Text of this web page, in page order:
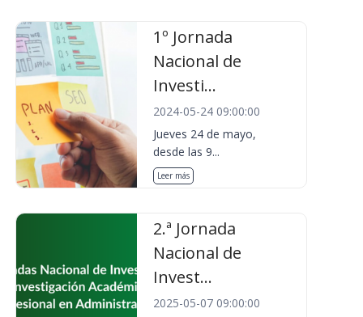
1º Jornada
Nacional de
Investi...
2024-05-24 09:00:00
Jueves 24 de mayo,
desde las 9...
Leer más
2.ª Jornada
Nacional de
Invest...
2025-05-07 09:00:00